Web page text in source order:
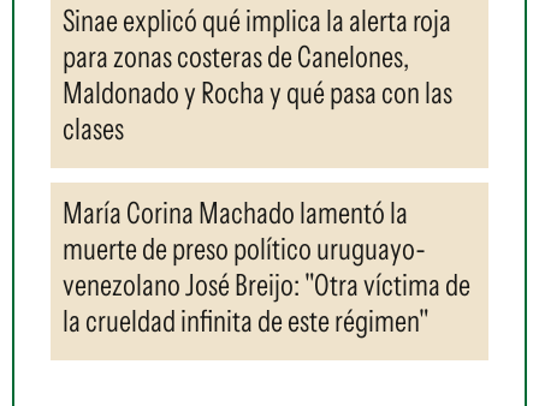
Sinae explicó qué implica la alerta roja
para zonas costeras de Canelones,
Maldonado y Rocha y qué pasa con las
clases
María Corina Machado lamentó la
muerte de preso político uruguayo-
venezolano José Breijo: "Otra víctima de
la crueldad infinita de este régimen"